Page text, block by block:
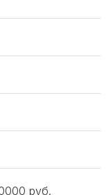
руб.